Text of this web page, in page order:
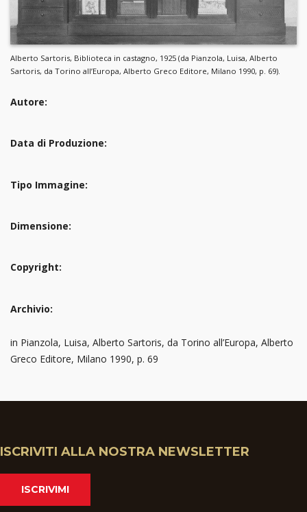
Alberto Sartoris, Biblioteca in castagno, 1925 (da Pianzola, Luisa, Alberto
Sartoris, da Torino all’Europa, Alberto Greco Editore, Milano 1990, p. 69).
Autore:
Data di Produzione:
Tipo Immagine:
Dimensione:
Copyright:
Archivio:
in Pianzola, Luisa, Alberto Sartoris, da Torino all’Europa, Alberto
Greco Editore, Milano 1990, p. 69
ISCRIVITI ALLA NOSTRA NEWSLETTER
ISCRIVIMI